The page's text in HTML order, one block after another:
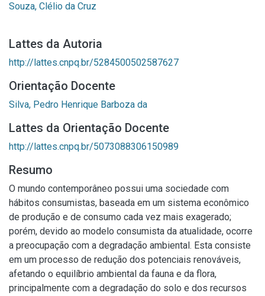
Souza, Clélio da Cruz
Lattes da Autoria
http://lattes.cnpq.br/5284500502587627
Orientação Docente
Silva, Pedro Henrique Barboza da
Lattes da Orientação Docente
http://lattes.cnpq.br/5073088306150989
Resumo
O mundo contemporâneo possui uma sociedade com
hábitos consumistas, baseada em um sistema econômico
de produção e de consumo cada vez mais exagerado;
porém, devido ao modelo consumista da atualidade, ocorre
a preocupação com a degradação ambiental. Esta consiste
em um processo de redução dos potenciais renováveis,
afetando o equilíbrio ambiental da fauna e da flora,
principalmente com a degradação do solo e dos recursos